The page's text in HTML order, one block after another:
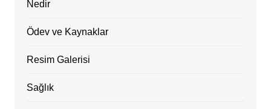
Nedir
Ödev ve Kaynaklar
Resim Galerisi
Sağlık